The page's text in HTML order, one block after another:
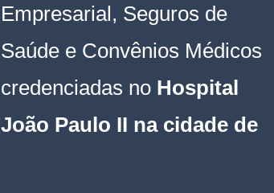
Empresarial, Seguros de
Saúde e Convênios Médicos
credenciadas no Hospital
João Paulo II na cidade de